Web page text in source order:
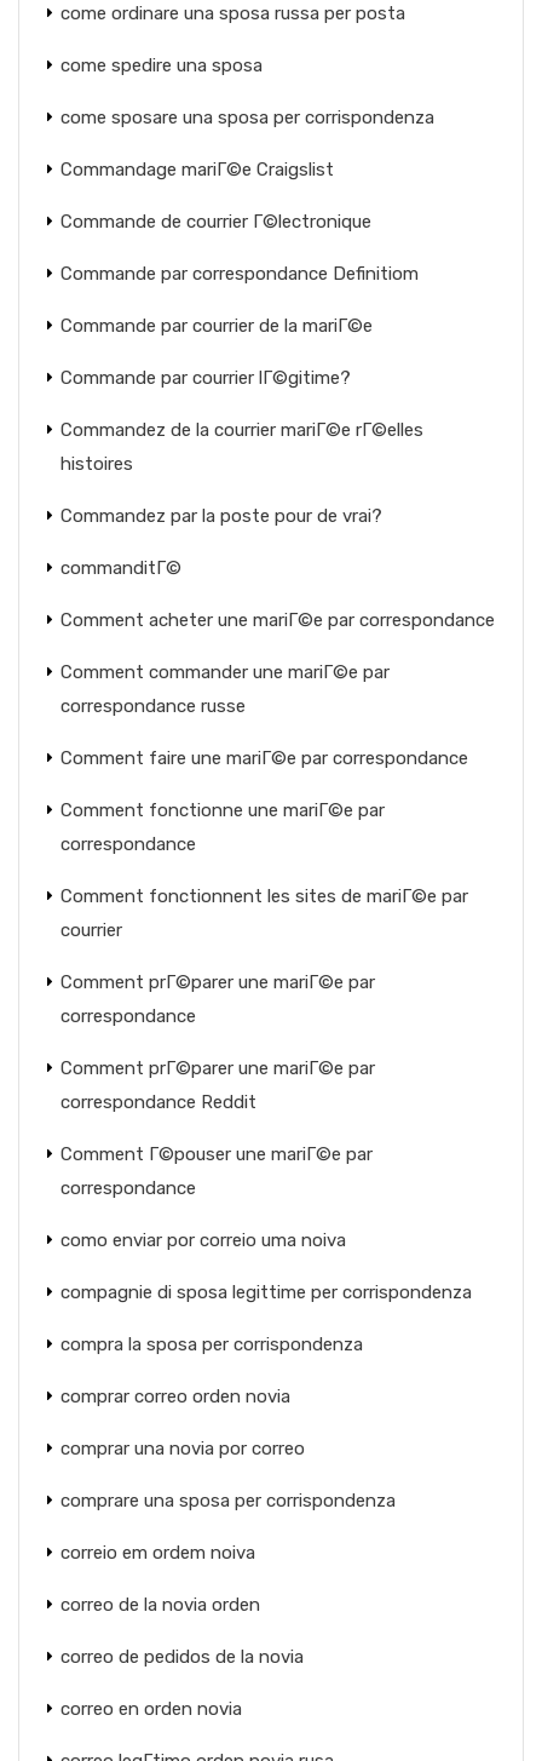
come ordinare una sposa russa per posta
come spedire una sposa
come sposare una sposa per corrispondenza
Commandage mariГ©e Craigslist
Commande de courrier Г©lectronique
Commande par correspondance Definitiom
Commande par courrier de la mariГ©e
Commande par courrier lГ©gitime?
Commandez de la courrier mariГ©e rГ©elles
histoires
Commandez par la poste pour de vrai?
commanditГ©
Comment acheter une mariГ©e par correspondance
Comment commander une mariГ©e par
correspondance russe
Comment faire une mariГ©e par correspondance
Comment fonctionne une mariГ©e par
correspondance
Comment fonctionnent les sites de mariГ©e par
courrier
Comment prГ©parer une mariГ©e par
correspondance
Comment prГ©parer une mariГ©e par
correspondance Reddit
Comment Г©pouser une mariГ©e par
correspondance
como enviar por correio uma noiva
compagnie di sposa legittime per corrispondenza
compra la sposa per corrispondenza
comprar correo orden novia
comprar una novia por correo
comprare una sposa per corrispondenza
correio em ordem noiva
correo de la novia orden
correo de pedidos de la novia
correo en orden novia